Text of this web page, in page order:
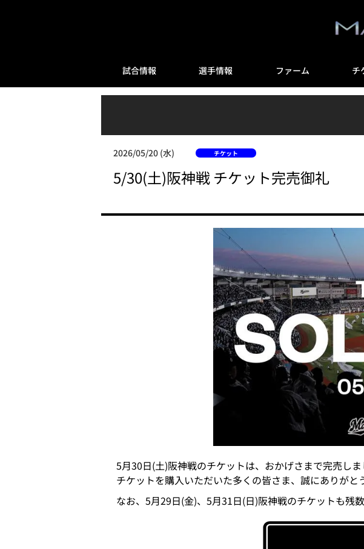
試合情報 選手情報 ファーム チ
2026/05/20 (水) チケット
5/30(土)阪神戦 チケット完売御礼
5月30日(土)阪神戦のチケットは、おかげさまで完売しま
チケットを購入いただいた多くの皆さま、誠にありがと
なお、5月29日(金)、5月31日(日)阪神戦のチケットも残